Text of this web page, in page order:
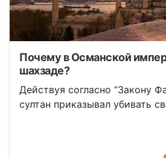
Почему в Османской
шахзаде?
Действуя согласно “Закону
султан приказывал убивать